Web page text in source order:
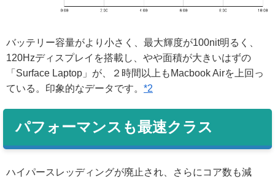
バッテリー容量がより小さく、最大輝度が100nit明るく、
120Hzディスプレイを搭載し、やや面積が大きいはずの
「Surface Laptop」が、２時間以上もMacbook Airを上回っ
ている。印象的なデータです。 *2
パフォーマンスも最速クラス
ハイパースレッディングが廃止され、さらにコア数も減